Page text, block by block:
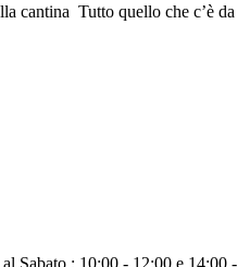
cantina Tutto quello che c’è da
: 10:00 - 12:00 e 14:00 -